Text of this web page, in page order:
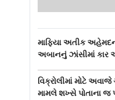
માફિયા અતીક
અબાનનું ઝાંસીમાં કાર
વિક્રોલીમાં મોટે અવાજે
મામલે શખ્સે પોતાના જ